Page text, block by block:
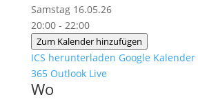
Samstag 16.05.26
20:00 - 22:00
Zum Kalender hinzufügen
ICS herunterladen Google Kalender
365 Outlook Live
Wo